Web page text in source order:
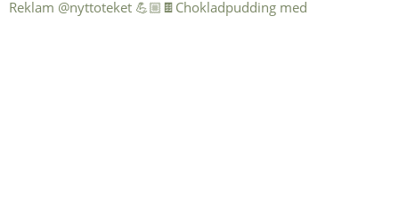
Reklam @nyttoteket 💪🏼🍫Chokladpudding med